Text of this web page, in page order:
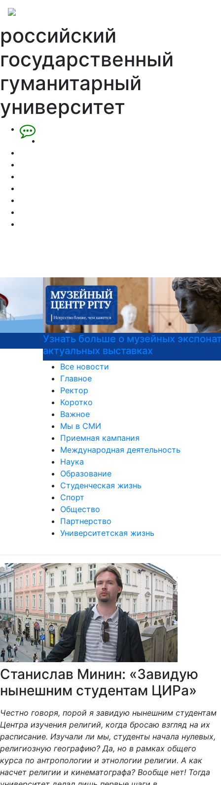
российский
государственный
гуманитарный
университет
Узнать больше о музейных экспонатах и
актуальных выставках
Все новости
Главное
Ректор
Коротко
Важное
Мы в СМИ
Приемная кампания
Международная деятельность
Наука
Образование
Студенческая жизнь
Спорт
Общество
Партнерство
Университетская жизнь
Станислав Минин: «Завидую
нынешним студентам ЦИРа»
Честно говоря, порой я завидую нынешним студентам
Центра изучения религий, когда бросаю взгляд на их
расписание. Изучали ли мы, студенты начала нулевых,
религиозную географию? Да, но в рамках общего
курса по антропологии и этнологии религии. А как
насчет религии и кинематографа? Вообще нет! Тогда